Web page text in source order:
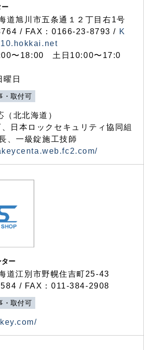
ー
旭川市五条通１２丁目右1号
/ FAX：0166-23-8793 / K
〜18:00 土日10:00〜17:0
日
・取付可
北北海道）
日本ロックセキュリティ協同組
、一級錠施工技師
ター
江別市野幌住吉町25-43
/ FAX：011-384-2908
・取付可